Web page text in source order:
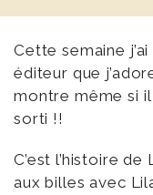
Cette semaine
éditeur que
montre même si
sorti !!
C’est l’histoire
aux billes avec